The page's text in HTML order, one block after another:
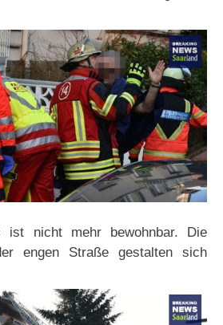
ist nicht mehr bewohnbar. Die
engen Straße gestalten sich